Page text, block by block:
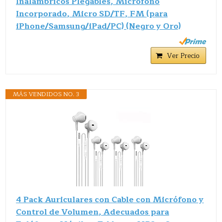
Incorporado, Micro SD/TF, FM (para
iPhone/Samsung/iPad/PC) (Negro y Oro)
Ver Precio
MÁS VENDIDOS NO. 3
4 Pack Auriculares con Cable con Micrófono y
Control de Volumen, Adecuados para